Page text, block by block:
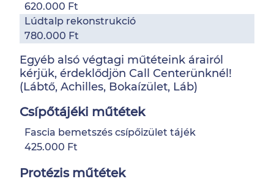
620.000 Ft
Lúdtalp rekonstrukció
780.000 Ft
Egyéb alsó végtagi műtéteink árairól
kérjük, érdeklődjön Call Centerünknél!
(Lábtő, Achilles, Bokaízület, Láb)
Csípőtájéki műtétek
Fascia bemetszés csípőizület tájék
425.000 Ft
Protézis műtétek